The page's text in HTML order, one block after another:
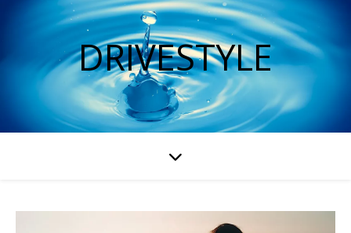
DRIVESTYLE